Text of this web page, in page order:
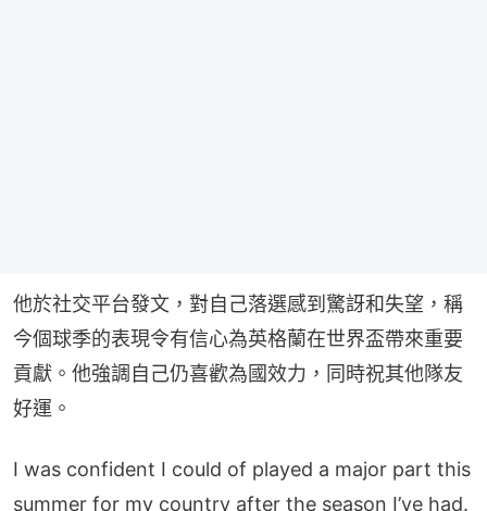
他於社交平台發文，對自己落選感到驚訝和失望，稱
今個球季的表現令有信心為英格蘭在世界盃帶來重要
貢獻。他強調自己仍喜歡為國效力，同時祝其他隊友
好運。
I was confident I could of played a major part this
summer for my country after the season I’ve had.